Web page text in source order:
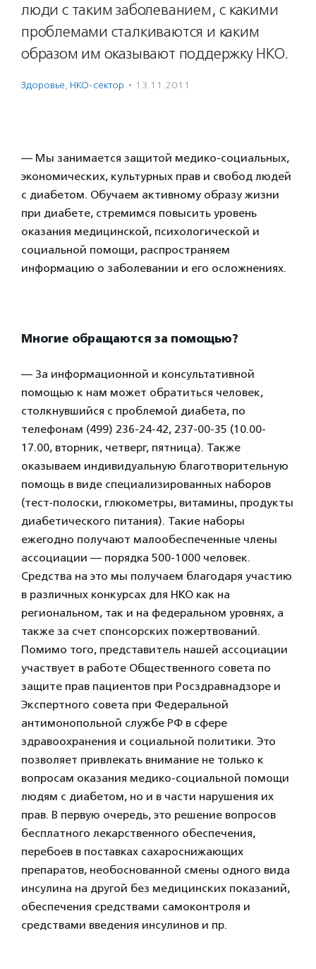
люди с таким заболеванием, с какими
проблемами сталкиваются и каким
образом им оказывают поддержку НКО.
Здоровье, НКО-сектор · 13.11.2011
— Мы занимается защитой медико-социальных,
экономических, культурных прав и свобод людей
с диабетом. Обучаем активному образу жизни
при диабете, стремимся повысить уровень
оказания медицинской, психологической и
социальной помощи, распространяем
информацию о заболевании и его осложнениях.
Многие обращаются за помощью?
— За информационной и консультативной
помощью к нам может обратиться человек,
столкнувшийся с проблемой диабета, по
телефонам (499) 236-24-42, 237-00-35 (10.00-
17.00, вторник, четверг, пятница). Также
оказываем индивидуальную благотворительную
помощь в виде специализированных наборов
(тест-полоски, глюкометры, витамины, продукты
диабетического питания). Такие наборы
ежегодно получают малообеспеченные члены
ассоциации — порядка 500-1000 человек.
Средства на это мы получаем благодаря участию
в различных конкурсах для НКО как на
региональном, так и на федеральном уровнях, а
также за счет спонсорских пожертвований.
Помимо того, представитель нашей ассоциации
участвует в работе Общественного совета по
защите прав пациентов при Росздравнадзоре и
Экспертного совета при Федеральной
антимонопольной службе РФ в сфере
здравоохранения и социальной политики. Это
позволяет привлекать внимание не только к
вопросам оказания медико-социальной помощи
людям с диабетом, но и в части нарушения их
прав. В первую очередь, это решение вопросов
бесплатного лекарственного обеспечения,
перебоев в поставках сахароснижающих
препаратов, необоснованной смены одного вида
инсулина на другой без медицинских показаний,
обеспечения средствами самоконтроля и
средствами введения инсулинов и пр.